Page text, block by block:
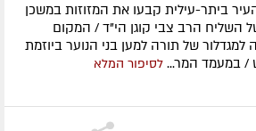
ביתר-עילית קבעו את המזוזות במשכן
השליח הרב צבי קוגן הי"ד / המקום
למגדלור של תורה למען בני הנוער ביוזמת
/ במעמד המר...לסיפור המלא